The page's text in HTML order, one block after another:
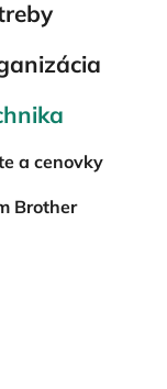
a cenovky
Brother